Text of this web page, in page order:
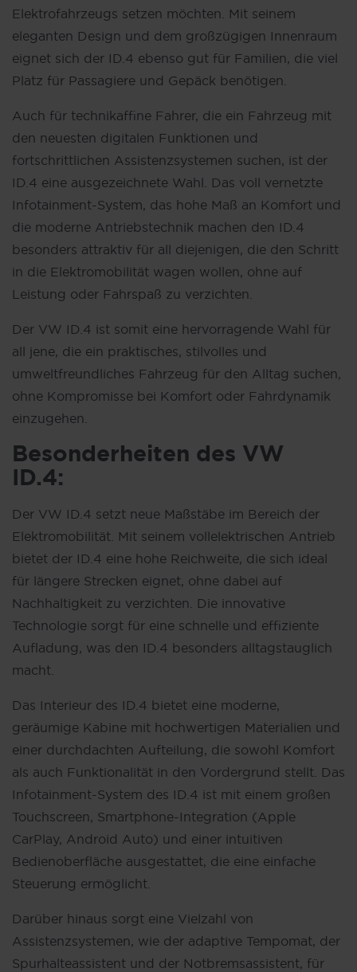
Elektrofahrzeugs setzen möchten. Mit seinem
eleganten Design und dem großzügigen Innenraum
eignet sich der ID.4 ebenso gut für Familien, die viel
Platz für Passagiere und Gepäck benötigen.
Auch für technikaffine Fahrer, die ein Fahrzeug mit
den neuesten digitalen Funktionen und
fortschrittlichen Assistenzsystemen suchen, ist der
ID.4 eine ausgezeichnete Wahl. Das voll vernetzte
Infotainment-System, das hohe Maß an Komfort und
die moderne Antriebstechnik machen den ID.4
besonders attraktiv für all diejenigen, die den Schritt
in die Elektromobilität wagen wollen, ohne auf
Leistung oder Fahrspaß zu verzichten.
Der VW ID.4 ist somit eine hervorragende Wahl für
all jene, die ein praktisches, stilvolles und
umweltfreundliches Fahrzeug für den Alltag suchen,
ohne Kompromisse bei Komfort oder Fahrdynamik
einzugehen.
Besonderheiten des VW
ID.4:
Der VW ID.4 setzt neue Maßstäbe im Bereich der
Elektromobilität. Mit seinem vollelektrischen Antrieb
bietet der ID.4 eine hohe Reichweite, die sich ideal
für längere Strecken eignet, ohne dabei auf
Nachhaltigkeit zu verzichten. Die innovative
Technologie sorgt für eine schnelle und effiziente
Aufladung, was den ID.4 besonders alltagstauglich
macht.
Das Interieur des ID.4 bietet eine moderne,
geräumige Kabine mit hochwertigen Materialien und
einer durchdachten Aufteilung, die sowohl Komfort
als auch Funktionalität in den Vordergrund stellt. Das
Infotainment-System des ID.4 ist mit einem großen
Touchscreen, Smartphone-Integration (Apple
CarPlay, Android Auto) und einer intuitiven
Bedienoberfläche ausgestattet, die eine einfache
Steuerung ermöglicht.
Darüber hinaus sorgt eine Vielzahl von
Assistenzsystemen, wie der adaptive Tempomat, der
Spurhalteassistent und der Notbremsassistent, für